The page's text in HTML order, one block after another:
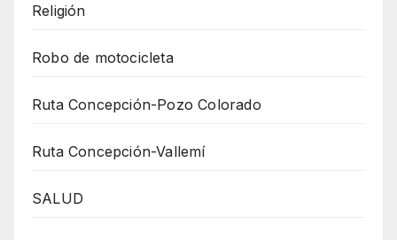
Religión
Robo de motocicleta
Ruta Concepción-Pozo Colorado
Ruta Concepción-Vallemí
SALUD